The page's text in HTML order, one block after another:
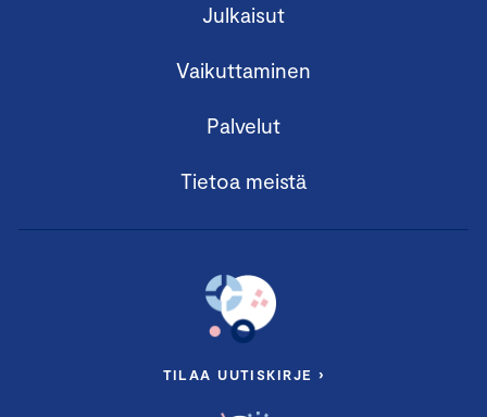
Julkaisut
Vaikuttaminen
Palvelut
Tietoa meistä
TILAA UUTISKIRJE ›